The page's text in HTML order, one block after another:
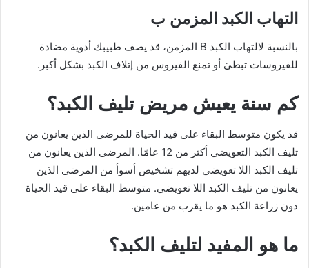
التهاب الكبد المزمن ب
بالنسبة لالتهاب الكبد B المزمن، قد يصف طبيبك أدوية مضادة
للفيروسات تبطئ أو تمنع الفيروس من إتلاف الكبد بشكل أكبر.
كم سنة يعيش مريض تليف الكبد؟
قد يكون متوسط ​​البقاء على قيد الحياة للمرضى الذين يعانون من
تليف الكبد التعويضي أكثر من 12 عامًا. المرضى الذين يعانون من
تليف الكبد اللا تعويضي لديهم تشخيص أسوأ من المرضى الذين
يعانون من تليف الكبد اللا تعويضي. متوسط ​​البقاء على قيد الحياة
دون زراعة الكبد هو ما يقرب من عامين.
ما هو المفيد لتليف الكبد؟